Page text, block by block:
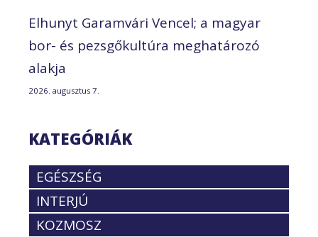
Elhunyt Garamvári Vencel; a magyar
bor- és pezsgőkultúra meghatározó
alakja
2026. augusztus 7.
KATEGÓRIÁK
EGÉSZSÉG
INTERJÚ
KOZMOSZ